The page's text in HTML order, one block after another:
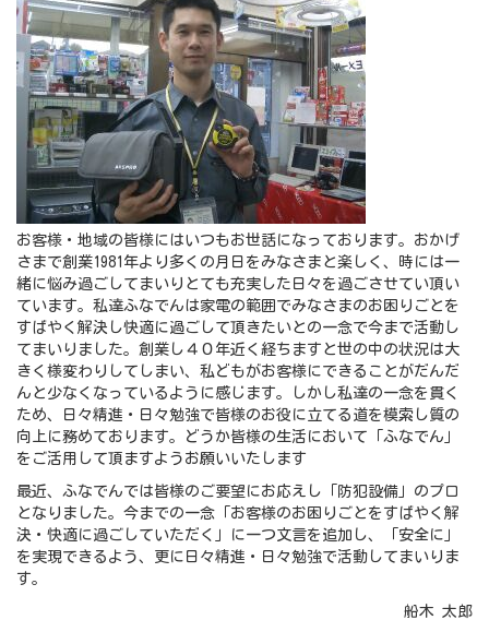
お客様・地域の皆様にはいつもお世話になっております。おかげ
さまで創業1981年より多くの月日をみなさまと楽しく、時には一
緒に悩み過ごしてまいりとても充実した日々を過ごさせてい頂い
ています。私達ふなでんは家電の範囲でみなさまのお困りごとを
すばやく解決し快適に過ごして頂きたいとの一念で今まで活動し
てまいりました。創業し４０年近く経ちますと世の中の状況は大
きく様変わりしてしまい、私どもがお客様にできることがだんだ
んと少なくなっているように感じます。しかし私達の一念を貫く
ため、日々精進・日々勉強で皆様のお役に立てる道を模索し質の
向上に務めております。どうか皆様の生活において「ふなでん」
をご活用して頂ますようお願いいたします
最近、ふなでんでは皆様のご要望にお応えし「防犯設備」のプロ
となりました。今までの一念「お客様のお困りごとをすばやく解
決・快適に過ごしていただく」に一つ文言を追加し、「安全に」
を実現できるよう、更に日々精進・日々勉強で活動してまいりま
す。
船木 太郎